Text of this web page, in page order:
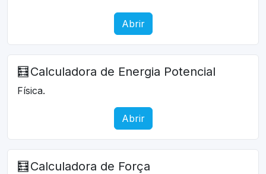
Abrir
🧮 Calculadora de Energia Potencial
Física.
Abrir
🧮 Calculadora de Força